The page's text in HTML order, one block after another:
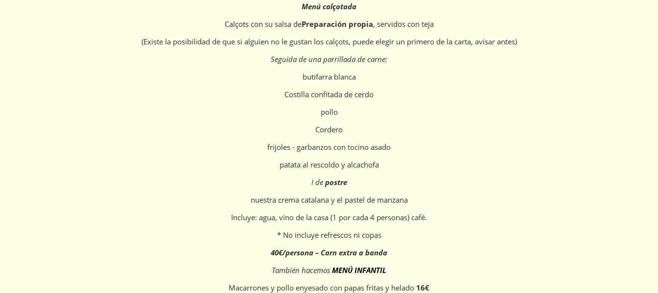
Menú calçotada
Calçots con su salsa dePreparación propia, servidos con teja
(Existe la posibilidad de que si alguien no le gustan los calçots, puede elegir un primero de la carta, avisar antes)
Seguida de una parrillada de carne:
butifarra blanca
Costilla confitada de cerdo
pollo
Cordero
frijoles - garbanzos con tocino asado
patata al rescoldo y alcachofa
I de postre
nuestra crema catalana y el pastel de manzana
Incluye: agua, vino de la casa (1 por cada 4 personas) café.
* No incluye refrescos ni copas
40€/persona – Carn extra a banda
También hacemos MENÚ INFANTIL
Macarrones y pollo enyesado con papas fritas y helado 16€